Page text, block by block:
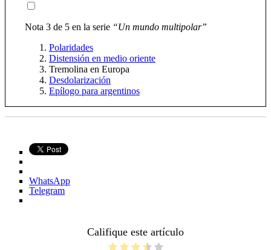
Nota 3 de 5 en la serie “Un mundo multipolar”
Polaridades
Distensión en medio oriente
Tremolina en Europa
Desdolarización
Epílogo para argentinos
WhatsApp
Telegram
Califique este artículo